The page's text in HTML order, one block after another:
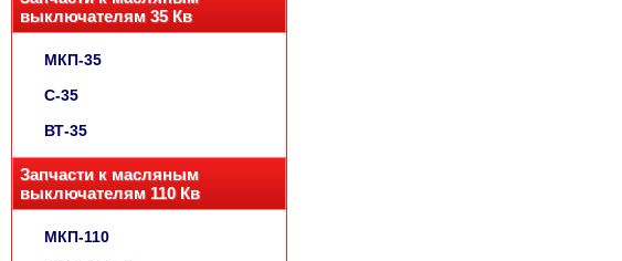
выключателям 35 Кв
МКП-35
С-35
ВТ-35
Запчасти к масляным
выключателям 110 Кв
МКП-110